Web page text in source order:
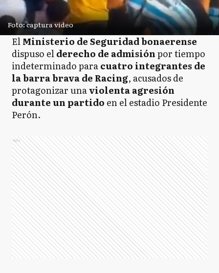
Foto: captura video
ElMinisterio de Seguridad bonaerense
dispuso elderecho de admisiónpor tiempo
indeterminado paracuatro integrantes de
la barra brava de Racing, acusados de
protagonizar unaviolenta agresión
durante un partido en el estadio Presidente
Perón.
Ads